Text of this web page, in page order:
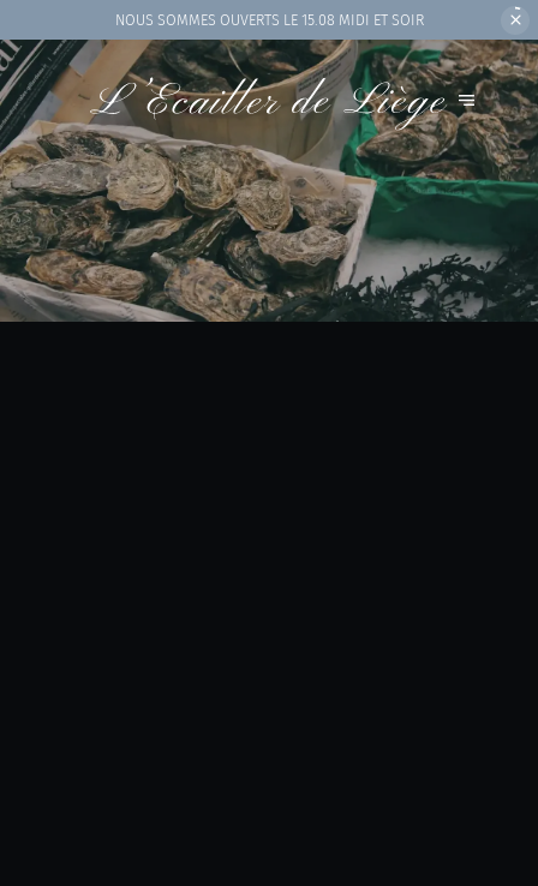
NOUS SOMMES OUVERTS LE 15.08 MIDI ET SOIR